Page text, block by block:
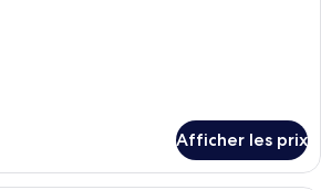
Afficher les prix